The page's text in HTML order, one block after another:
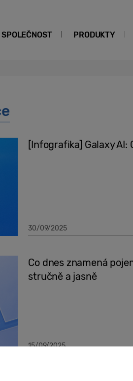
SPOLEČNOST PRODUKTY
[Infografika] Galaxy AI:
30/09/2025
Co dnes znamená
stručně a jasně
15/09/2025